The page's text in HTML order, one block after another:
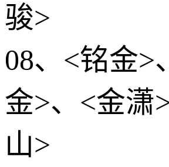
骏>
08、<铭金>
金>、<金潇
山>